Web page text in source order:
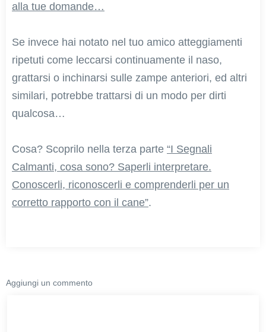
alla tue domande…
Se invece hai notato nel tuo amico atteggiamenti
ripetuti come leccarsi continuamente il naso,
grattarsi o inchinarsi sulle zampe anteriori, ed altri
similari, potrebbe trattarsi di un modo per dirti
qualcosa…
Cosa? Scoprilo nella terza parte “I Segnali
Calmanti, cosa sono? Saperli interpretare.
Conoscerli, riconoscerli e comprenderli per un
corretto rapporto con il cane”.
Aggiungi un commento